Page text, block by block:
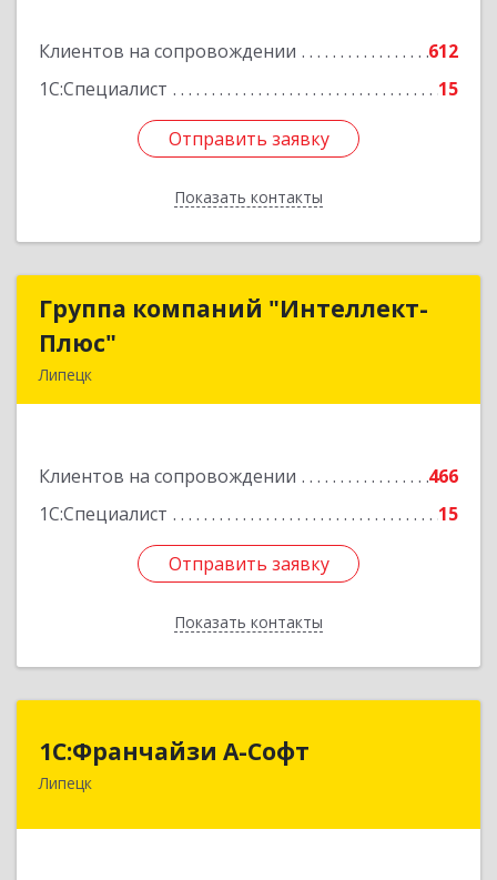
Клиентов на сопровождении
612
1С:Специалист
15
Отправить заявку
Показать контакты
Отправить заявку
Назад
Группа компаний "Интеллект-
Плюс"
Липецк
Клиентов на сопровождении
466
1С:Специалист
15
Отправить заявку
Показать контакты
Группа компаний "Интеллект-
Подробнее
Отправить заявку
Назад
1С:Франчайзи А-Софт
Липецк
1С:Франчайзи А-Софт
398059, Липецкая обл, Липецк г, Фрунзе ул,